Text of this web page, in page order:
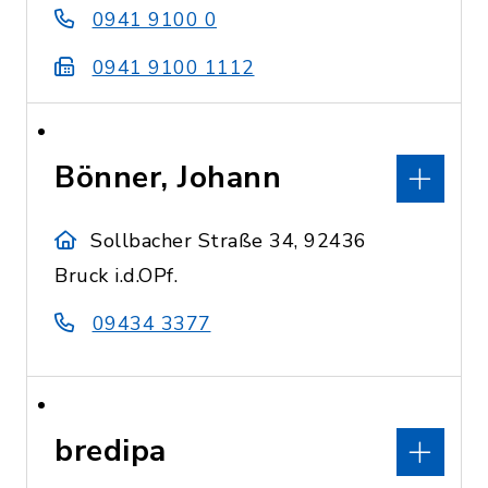
0941 9100 0
0941 9100 1112
Bönner, Johann
Sollbacher Straße 34, 92436
Bruck i.d.OPf.
09434 3377
bredipa